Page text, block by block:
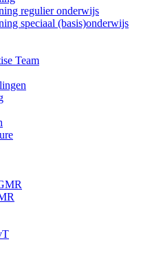
regulier onderwijs
speciaal (basis)onderwijs
Team